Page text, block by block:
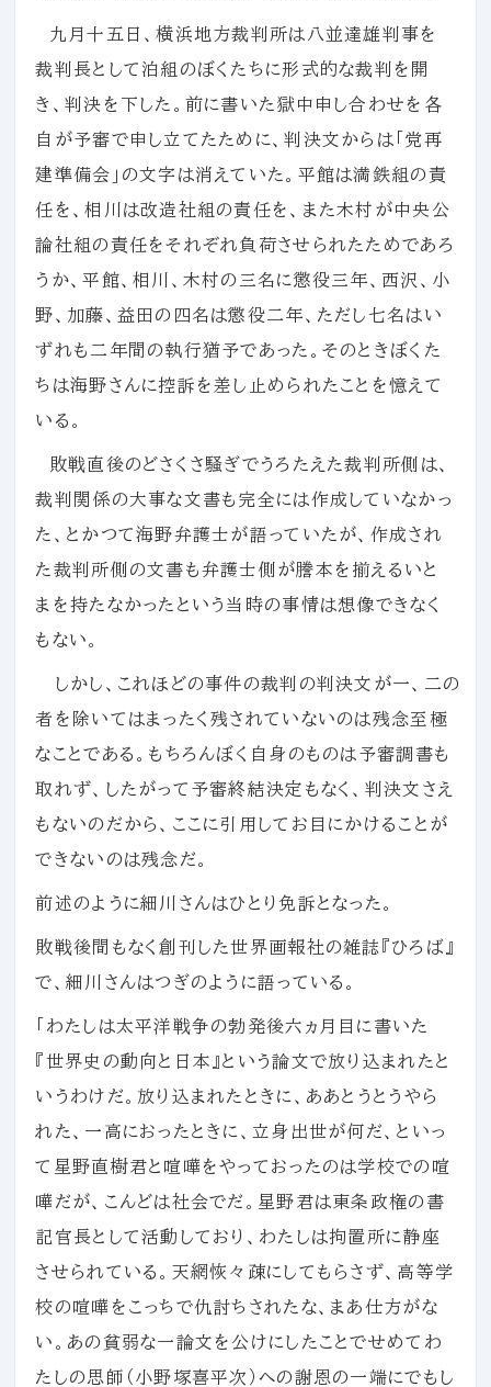
九月十五日、横浜地方裁判所は八並達雄判事を
裁判長として泊組のぼくたちに形式的な裁判を開
き、判決を下した。前に書いた獄中申し合わせを各
自が予審で申し立てたために、判決文からは「党再
建準備会」の文字は消えていた。平館は満鉄組の責
任を、相川は改造社組の責任を、また木村が中央公
論社組の責任をそれぞれ負荷させられたためであろ
うか、平館、相川、木村の三名に懲役三年、西沢、小
野、加藤、益田の四名は懲役二年、ただし七名はい
ずれも二年間の執行猶予であった。そのときぼくた
ちは海野さんに控訴を差し止められたことを憶えて
いる。
敗戦直後のどさくさ騒ぎでうろたえた裁判所側は、
裁判関係の大事な文書も完全には作成していなかっ
た、とかつて海野弁護士が語っていたが、作成され
た裁判所側の文書も弁護士側が謄本を揃えるいと
まを持たなかったという当時の事情は想像できなく
もない。
しかし、これほどの事件の裁判の判決文が一、二の
者を除いてはまったく残されていないのは残念至極
なことである。もちろんぼく自身のものは予審調書も
取れず、したがって予審終結決定もなく、判決文さえ
もないのだから、ここに引用してお目にかけることが
できないのは残念だ。
前述のように細川さんはひとり免訴となった。
敗戦後間もなく創刊した世界画報社の雑誌『ひろば』
で、細川さんはつぎのように語っている。
「わたしは太平洋戦争の勃発後六ヵ月目に書いた
『世界史の動向と日本』という論文で放り込まれたと
いうわけだ。放り込まれたときに、ああとうとうやら
れた、一高におったときに、立身出世が何だ、といっ
て星野直樹君と喧嘩をやっておったのは学校での喧
嘩だが、こんどは社会でだ。星野君は東条政権の書
記官長として活動しており、わたしは拘置所に静座
させられている。天網恢々疎にしてもらさず、高等学
校の喧嘩をこっちで仇討ちされたな、まあ仕方がな
い。あの貧弱な一論文を公けにしたことでせめてわ
たしの思師（小野塚喜平次）への謝恩の一端にでもし